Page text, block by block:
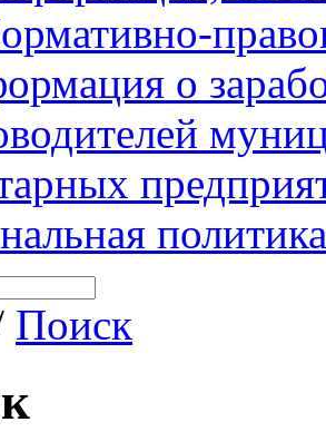
о
политика
Поиск